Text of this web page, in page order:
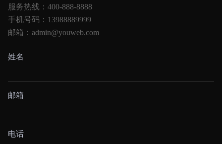
服务热线：400-888-8888
手机号码：13988889999
邮箱：admin@youweb.com
姓名
邮箱
电话